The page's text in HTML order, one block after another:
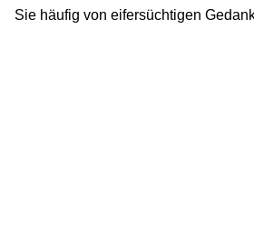
Sie häufig von eifersüchtigen